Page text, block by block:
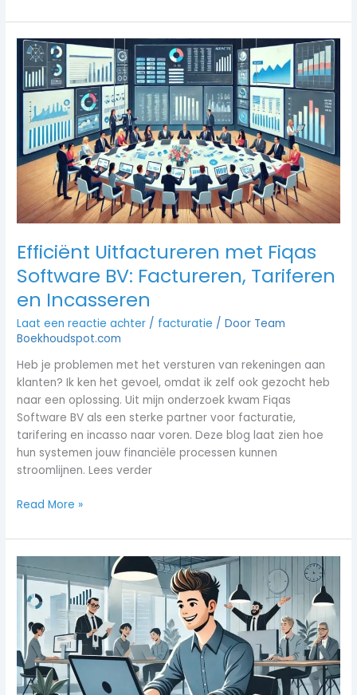
Efficiënt Uitfactureren met Fiqas
Software BV: Factureren, Tariferen
en Incasseren
Laat een reactie achter / facturatie / Door Team
Boekhoudspot.com
Heb je problemen met het versturen van rekeningen aan
klanten? Ik ken het gevoel, omdat ik zelf ook gezocht heb
naar een oplossing. Uit mijn onderzoek kwam Fiqas
Software BV als een sterke partner voor facturatie,
tarifering en incasso naar voren. Deze blog laat zien hoe
hun systemen jouw financiële processen kunnen
stroomlijnen. Lees verder
Efficiënt
Uitfactureren
met
Fiqas
Software
BV:
Factureren,
Tariferen
en
Incasseren
Read More »
Hoe
maak
eenvoudig
WooCommerce
facturen
in
PDF-